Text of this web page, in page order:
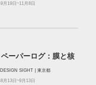
月19日~11月8日
ーパーログ：膜と核
SIGHT | 東京都
月13日~9月13日